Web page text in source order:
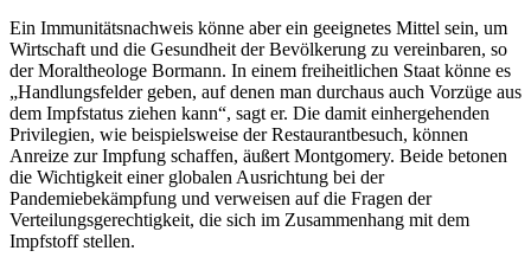
Ein Immunitätsnachweis könne aber ein geeignetes Mittel sein, um
Wirtschaft und die Gesundheit der Bevölkerung zu vereinbaren, so
der Moraltheologe Bormann. In einem freiheitlichen Staat könne es
„Handlungsfelder geben, auf denen man durchaus auch Vorzüge aus
dem Impfstatus ziehen kann“, sagt er. Die damit einhergehenden
Privilegien, wie beispielsweise der Restaurantbesuch, können
Anreize zur Impfung schaffen, äußert Montgomery. Beide betonen
die Wichtigkeit einer globalen Ausrichtung bei der
Pandemiebekämpfung und verweisen auf die Fragen der
Verteilungsgerechtigkeit, die sich im Zusammenhang mit dem
Impfstoff stellen.